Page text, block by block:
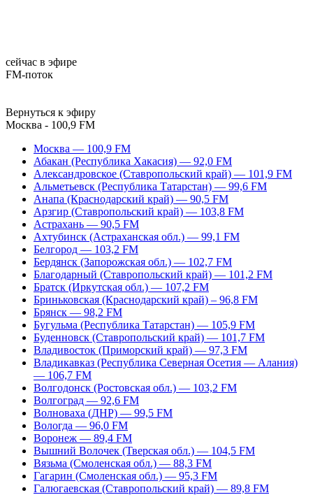
сейчас в эфире
FM-поток
Вернуться к эфиру
Москва - 100,9 FM
Москва — 100,9 FM
Абакан (Республика Хакасия) — 92,0 FM
Александровское (Ставропольский край) — 101,9 FM
Альметьевск (Республика Татарстан) — 99,6 FM
Анапа (Краснодарский край) — 90,5 FM
Арзгир (Ставропольский край) — 103,8 FM
Астрахань — 90,5 FM
Ахтубинск (Астраханская обл.) — 99,1 FM
Белгород — 103,2 FM
Бердянск (Запорожская обл.) — 102,7 FM
Благодарный (Ставропольский край) — 101,2 FM
Братск (Иркутская обл.) — 107,2 FM
Бриньковская (Краснодарский край) – 96,8 FM
Брянск — 98,2 FM
Бугульма (Республика Татарстан) — 105,9 FM
Буденновск (Ставропольский край) — 101,7 FM
Владивосток (Приморский край) — 97,3 FM
Владикавказ (Республика Северная Осетия — Алания)
— 106,7 FM
Волгодонск (Ростовская обл.) — 103,2 FM
Волгоград — 92,6 FM
Волноваха (ДНР) — 99,5 FM
Вологда — 96,0 FM
Воронеж — 89,4 FM
Вышний Волочек (Тверская обл.) — 104,5 FM
Вязьма (Смоленская обл.) — 88,3 FM
Гагарин (Смоленская обл.) — 95,3 FM
Галюгаевская (Ставропольский край) — 89,8 FM